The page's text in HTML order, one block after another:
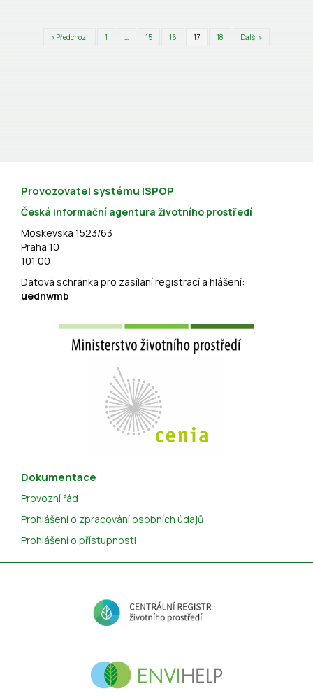
« Předchozí 1 … 15 16 17 18 Další »
Provozovatel systému ISPOP
Česká informační agentura životního prostředí
Moskevská 1523/63
Praha 10
101 00
Datová schránka pro zasílání registrací a hlášení:
uednwmb
Dokumentace
Provozní řád
Prohlášení o zpracování osobních údajů
Prohlášení o přístupnosti